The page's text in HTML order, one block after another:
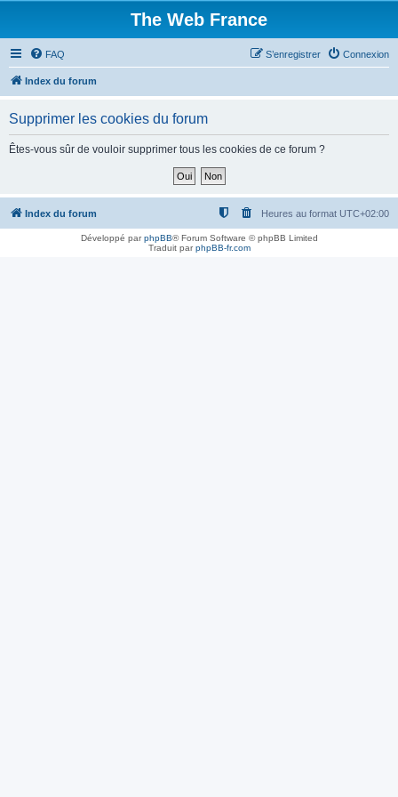
The Web France
FAQ Connexion
S’enregistrer
Index du forum
Supprimer les cookies du forum
Êtes-vous sûr de vouloir supprimer tous les cookies de ce forum ?
Index du forum Heures au format UTC+02:00
Développé parphpBB® Forum Software © phpBB Limited
Traduit parphpBB-fr.com